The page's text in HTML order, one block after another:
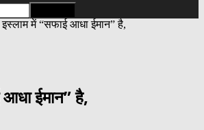
इस्लाम में “सफाई आधा ईमान” है,
ईमान” है,